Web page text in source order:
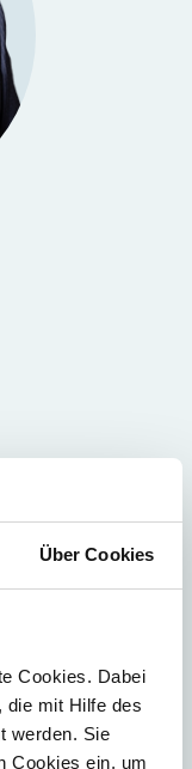
Über Cookies
Cookies. Dabei
die mit Hilfe des
werden. Sie
Cookies ein, um